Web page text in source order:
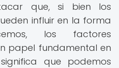
que, si bien los
influir en la forma
los factores
papel fundamental en
que podemos